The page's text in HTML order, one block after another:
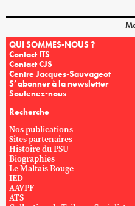
QUI SOMMES-NOUS ?
Contact ITS
Contact CJS
Centre Jacques-Sauvageot
S’abonner à la newsletter
Soutenez-nous
Recherche
Nos publications
Sites partenaires
Histoire du PSU
Biographies
Le Maltais Rouge
IED
AAVPF
ATS